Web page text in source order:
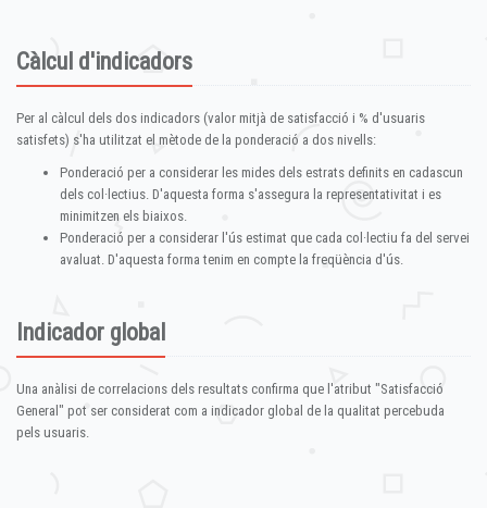
Càlcul d'indicadors
Per al càlcul dels dos indicadors (valor mitjà de satisfacció i % d'usuaris
satisfets) s'ha utilitzat el mètode de la ponderació a dos nivells:
Ponderació per a considerar les mides dels estrats definits en cadascun
dels col·lectius. D'aquesta forma s'assegura la representativitat i es
minimitzen els biaixos.
Ponderació per a considerar l'ús estimat que cada col·lectiu fa del servei
avaluat. D'aquesta forma tenim en compte la freqüència d'ús.
Indicador global
Una anàlisi de correlacions dels resultats confirma que l'atribut "Satisfacció
General" pot ser considerat com a indicador global de la qualitat percebuda
pels usuaris.